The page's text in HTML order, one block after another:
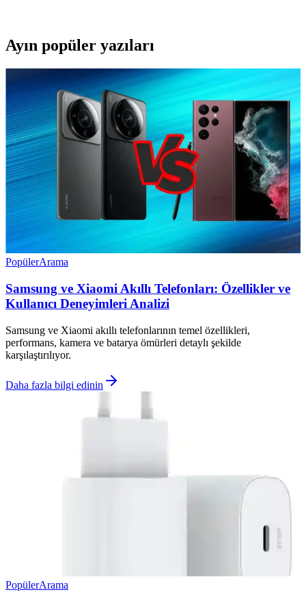
Ayın popüler yazıları
PopülerArama
Samsung ve Xiaomi Akıllı Telefonları: Özellikler ve
Kullanıcı Deneyimleri Analizi
Samsung ve Xiaomi akıllı telefonlarının temel özellikleri,
performans, kamera ve batarya ömürleri detaylı şekilde
karşılaştırılıyor.
Daha fazla bilgi edinin
PopülerArama